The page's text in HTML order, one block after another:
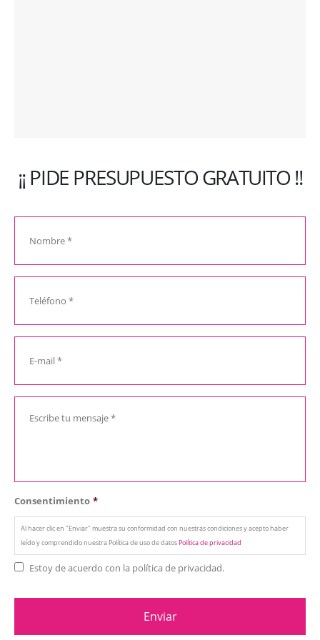
¡¡ PIDE PRESUPUESTO GRATUITO !!
Consentimiento *
Al hacer clic en "Enviar" muestra su conformidad con nuestras condiciones y acepto haber
leído y comprendido nuestra Política de uso de datosPolítica de privacidad
Estoy de acuerdo con la política de privacidad.